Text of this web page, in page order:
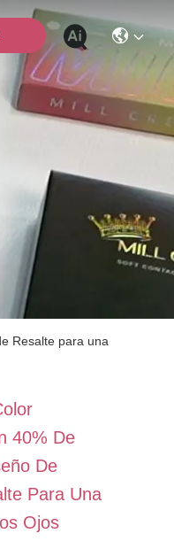
Resalte para una
40% De
De
Para Una
Ojos